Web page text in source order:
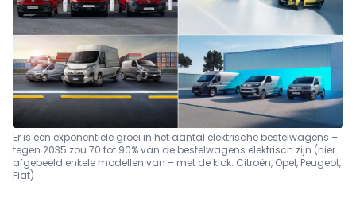
Er is een exponentiële groei in het aantal elektrische bestelwagens –
tegen 2035 zou 70 tot 90% van de bestelwagens elektrisch zijn (hier
afgebeeld enkele modellen van – met de klok: Citroën, Opel, Peugeot,
Fiat)